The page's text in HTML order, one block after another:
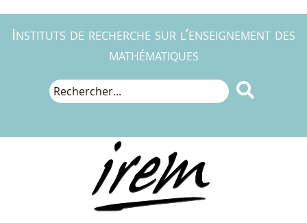
Instituts de recherche sur l’enseignement des
mathématiques
